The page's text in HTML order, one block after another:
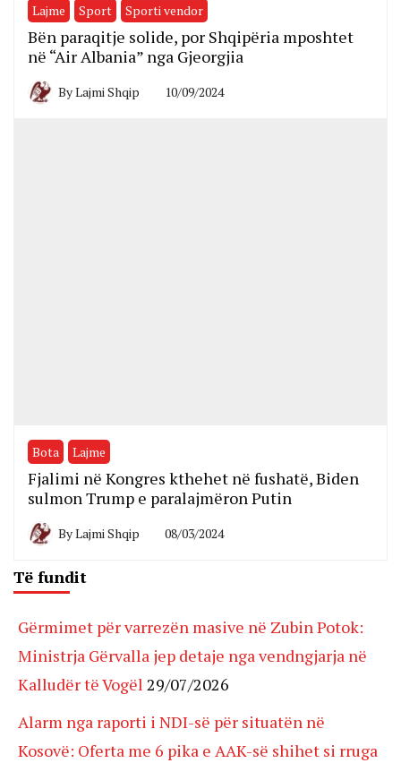
Lajme Sport Sporti vendor
Bën paraqitje solide, por Shqipëria mposhtet
në “Air Albania” nga Gjeorgjia
ByLajmi Shqip 10/09/2024
Bota Lajme
Fjalimi në Kongres kthehet në fushatë, Biden
sulmon Trump e paralajmëron Putin
ByLajmi Shqip 08/03/2024
Të fundit
Gërmimet për varrezën masive në Zubin Potok:
Ministrja Gërvalla jep detaje nga vendngjarja në
Kalludër të Vogël 29/07/2026
Alarm nga raporti i NDI-së për situatën në
Kosovë: Oferta me 6 pika e AAK-së shihet si rruga